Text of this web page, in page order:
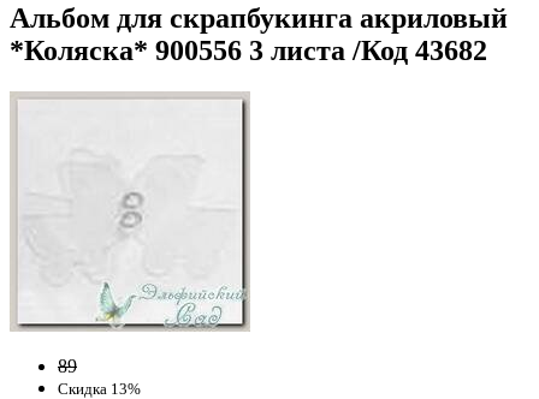
Альбом для скрапбукинга акриловый
*Коляска* 900556 3 листа /Код 43682
89
Скидка 13%